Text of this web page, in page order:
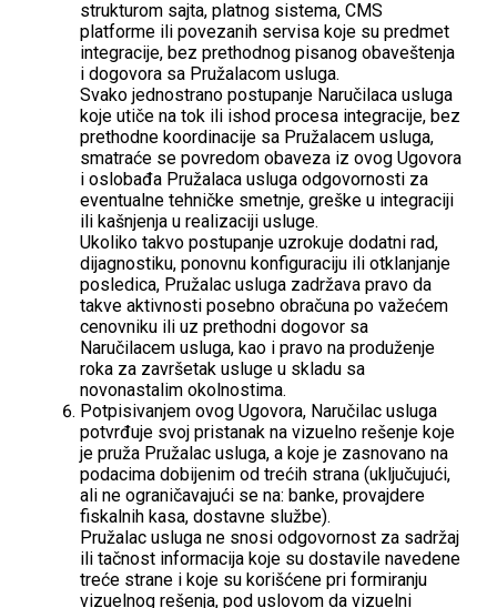
strukturom sajta, platnog sistema, CMS
platforme ili povezanih servisa koje su predmet
integracije, bez prethodnog pisanog obaveštenja
i dogovora sa Pružalacom usluga.
Svako jednostrano postupanje Naručilaca usluga
koje utiče na tok ili ishod procesa integracije, bez
prethodne koordinacije sa Pružalacem usluga,
smatraće se povredom obaveza iz ovog Ugovora
i oslobađa Pružalaca usluga odgovornosti za
eventualne tehničke smetnje, greške u integraciji
ili kašnjenja u realizaciji usluge.
Ukoliko takvo postupanje uzrokuje dodatni rad,
dijagnostiku, ponovnu konfiguraciju ili otklanjanje
posledica, Pružalac usluga zadržava pravo da
takve aktivnosti posebno obračuna po važećem
cenovniku ili uz prethodni dogovor sa
Naručilacem usluga, kao i pravo na produženje
roka za završetak usluge u skladu sa
novonastalim okolnostima.
Potpisivanjem ovog Ugovora, Naručilac usluga
potvrđuje svoj pristanak na vizuelno rešenje koje
je pruža Pružalac usluga, a koje je zasnovano na
podacima dobijenim od trećih strana (uključujući,
ali ne ograničavajući se na: banke, provajdere
fiskalnih kasa, dostavne službe).
Pružalac usluga ne snosi odgovornost za sadržaj
ili tačnost informacija koje su dostavile navedene
treće strane i koje su korišćene pri formiranju
vizuelnog rešenja, pod uslovom da vizuelni